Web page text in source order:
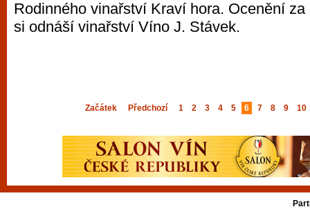
Rodinného vinařství Kraví hora. Ocenění
si odnáší vinařství Víno J. Stávek.
Začátek Předchozí 1 2 3 4 5 6 7 8 9 10